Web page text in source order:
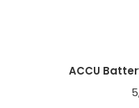
ACCU